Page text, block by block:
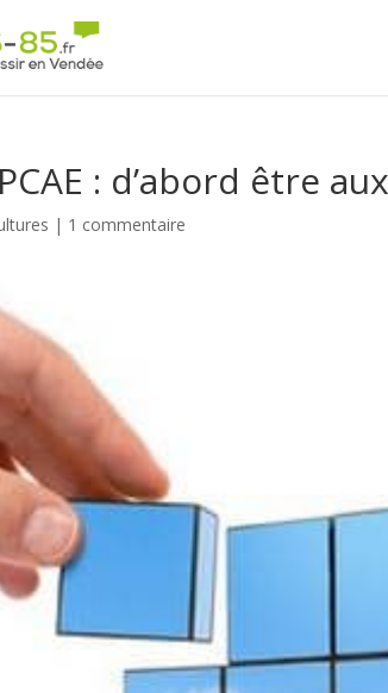
: d’abord être
| 1 commentaire